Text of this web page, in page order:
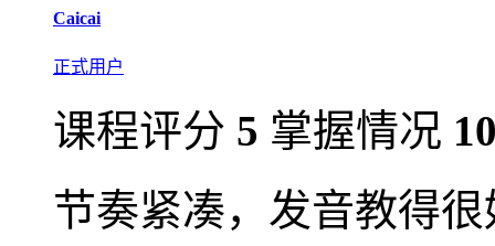
Caicai
正式用户
课程评分 5 掌握情况
节奏紧凑，发音教得